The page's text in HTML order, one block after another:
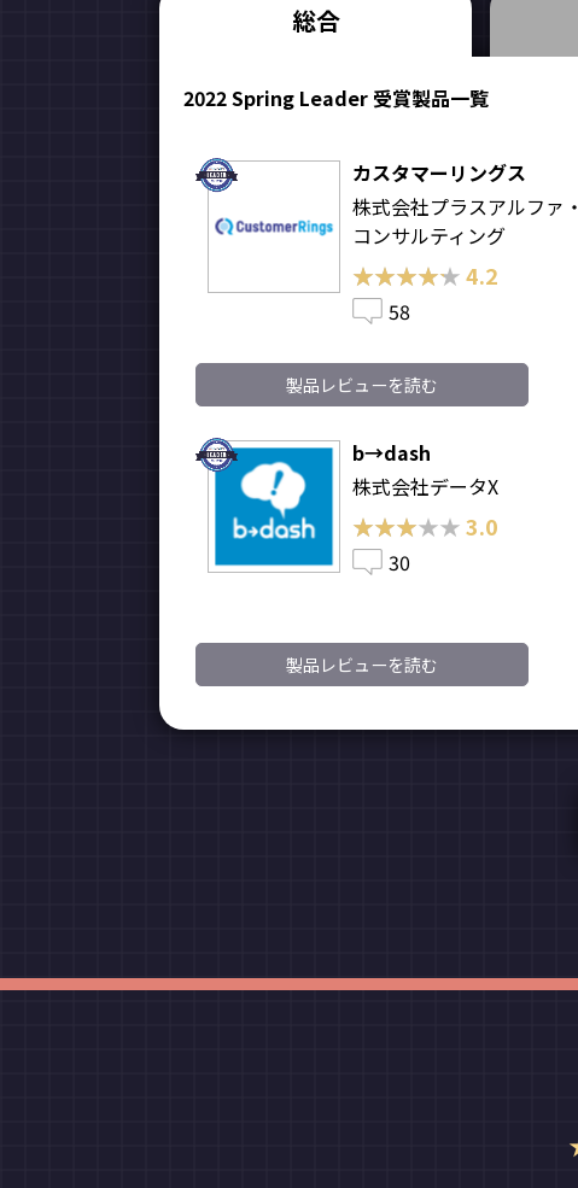
総合
2022 Spring Leader 受賞製品一覧
カスタマーリングス
株式会社プラスアルファ・
コンサルティング
★★★★★
★★★★★4.2
58
製品レビューを読む
b→dash
株式会社データX
★★★★★
★★★★★3.0
30
製品レビューを読む